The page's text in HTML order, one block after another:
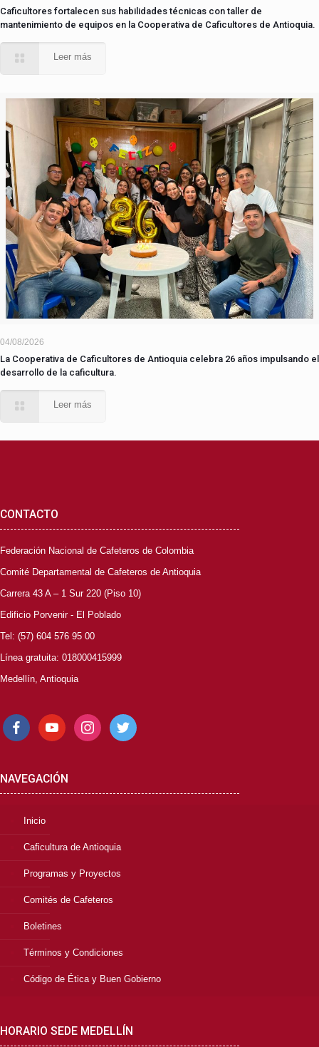
Caficultores fortalecen sus habilidades técnicas con taller de
mantenimiento de equipos en la Cooperativa de Caficultores de Antioquia.
Leer más
04/08/2026
La Cooperativa de Caficultores de Antioquia celebra 26 años impulsando el
desarrollo de la caficultura.
Leer más
CONTACTO
Federación Nacional de Cafeteros de Colombia
Comité Departamental de Cafeteros de Antioquia
Carrera 43 A – 1 Sur 220 (Piso 10)
Edificio Porvenir - El Poblado
Tel: (57) 604 576 95 00
Línea gratuita: 018000415999
Medellín, Antioquia
facebookyoutube instagramtwitter
NAVEGACIÓN
Inicio
Caficultura de Antioquia
Programas y Proyectos
Comités de Cafeteros
Boletines
Términos y Condiciones
Código de Ética y Buen Gobierno
HORARIO SEDE MEDELLÍN